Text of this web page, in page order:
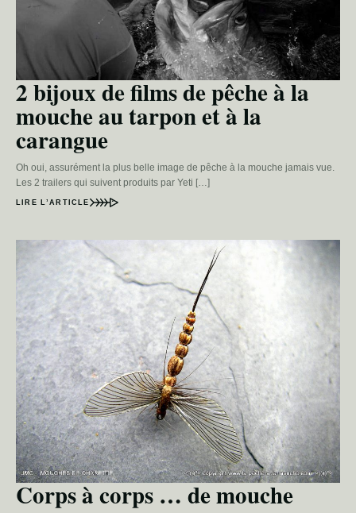
2 bijoux de films de pêche à la
mouche au tarpon et à la
carangue
Oh oui, assurément la plus belle image de pêche à la mouche jamais vue.
Les 2 trailers qui suivent produits par Yeti […]
LIRE L’ARTICLE
Corps à corps … de mouche